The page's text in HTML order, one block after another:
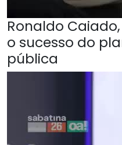
Ronaldo
o sucesso do
pública